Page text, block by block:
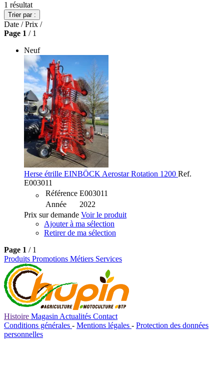
1 résultat
Trier par :
Date / Prix /
Page 1 / 1
Neuf
Herse étrille EINBÖCK Aerostar Rotation 1200 Ref.
E003011
Référence E003011
Année
2022
Prix sur demande Voir le produit
Ajouter à ma sélection
Retirer de ma sélection
Page 1 / 1
Produits Promotions Métiers Services
Histoire Magasin Actualités Contact
Conditions générales - Mentions légales - Protection des données
personnelles